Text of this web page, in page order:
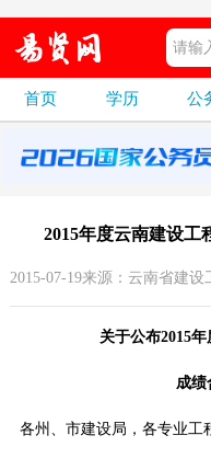
首页 学历 公
2015年度云南建设工
2015-07-19来源：云南省建设
关于公布2015
成绩
各州、市建设局，各专业工